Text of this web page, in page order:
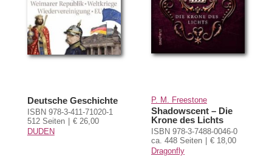
Deutsche Geschichte
ISBN 978-3-411-71020-1
512 Seiten
€ 26,00
DUDEN
P. M. Freestone
Shadowscent – Die
Krone des Lichts
ISBN 978-3-7488-0046-0
ca. 448 Seiten
€ 18,00
Dragonfly